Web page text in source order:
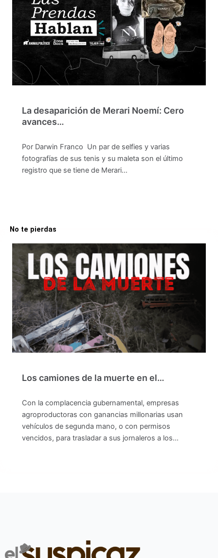
La desaparición de Merari Noemí: Cero
avances…
Por Darwin Franco Un par de selfies y varias
fotografías de sus tenis y su maleta son el último
registro que se tiene de Merari…
No te pierdas
Los camiones de la muerte en el…
Con la complacencia gubernamental, empresas
agroproductoras con ganancias millonarias usan
vehículos de segunda mano, o con permisos
vencidos, para trasladar a sus jornaleros a los…